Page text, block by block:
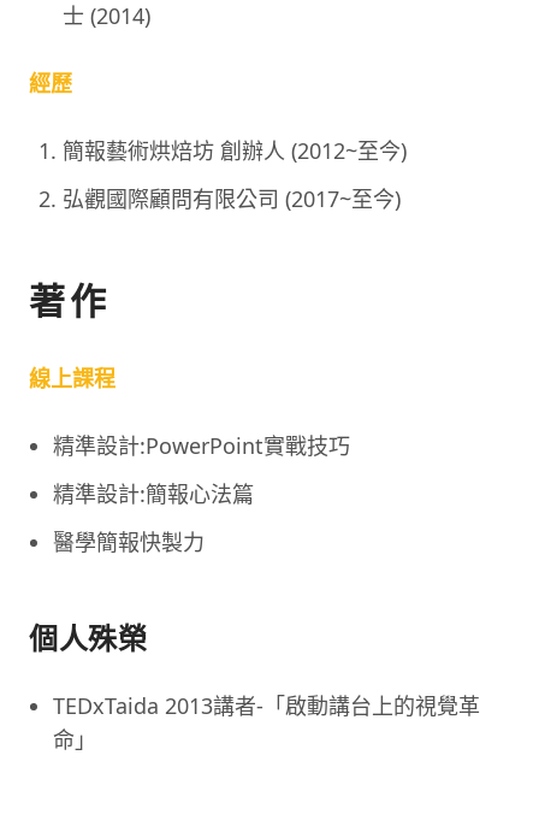
士 (2014)
經歷
簡報藝術烘焙坊 創辦人 (2012~至今)
弘觀國際顧問有限公司 (2017~至今)
著作
線上課程
精準設計:PowerPoint實戰技巧
精準設計:簡報心法篇
醫學簡報快製力
個人殊榮
TEDxTaida 2013講者-「啟動講台上的視覺革
命」